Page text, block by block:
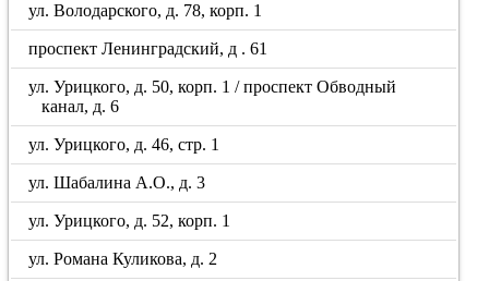
ул. Володарского, д. 78, корп. 1
проспект Ленинградский, д . 61
ул. Урицкого, д. 50, корп. 1 / проспект Обводный
канал, д. 6
ул. Урицкого, д. 46, стр. 1
ул. Шабалина А.О., д. 3
ул. Урицкого, д. 52, корп. 1
ул. Романа Куликова, д. 2